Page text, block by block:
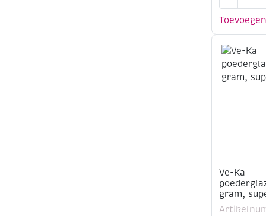
Toevoegen
250
aantal
Ve-Ka
gram,